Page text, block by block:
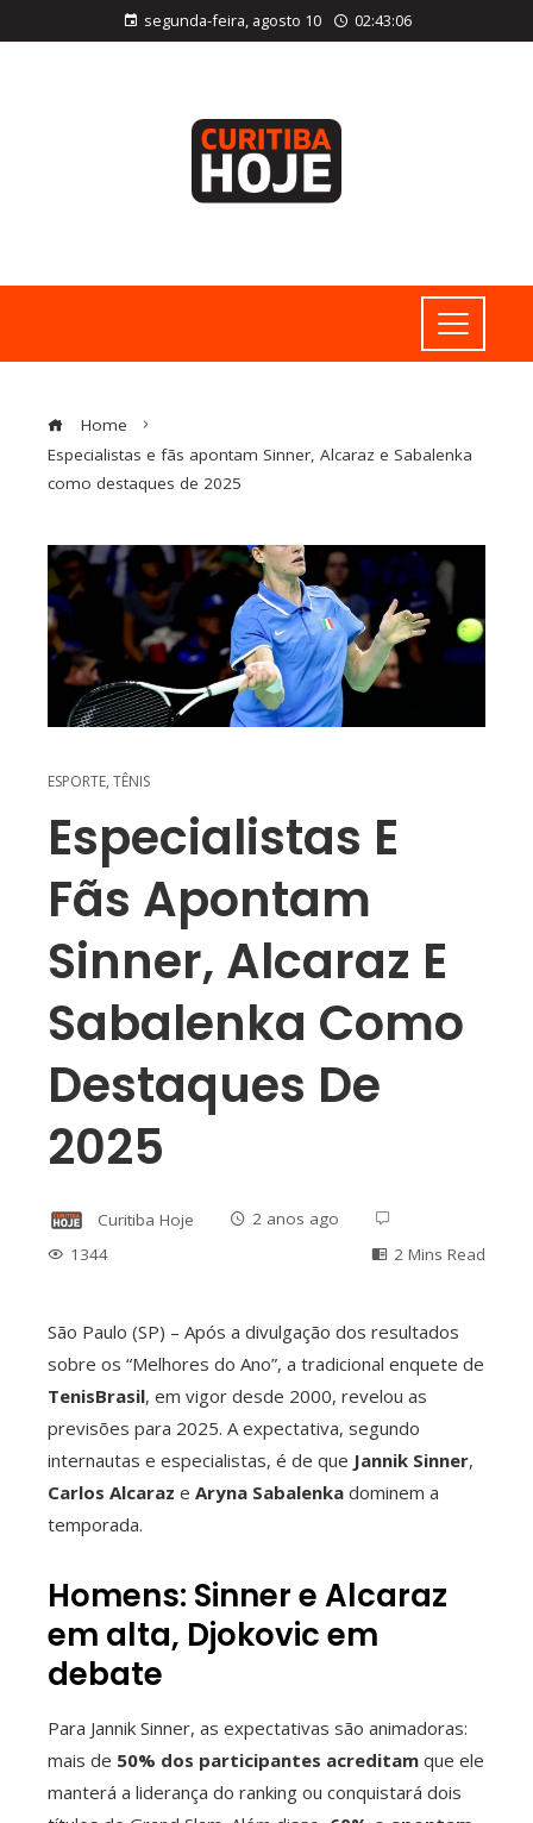
segunda-feira, agosto 10 02:43:08
Home
Especialistas e fãs apontam Sinner, Alcaraz e Sabalenka
como destaques de 2025
ESPORTE, TÊNIS
Especialistas E
Fãs Apontam
Sinner, Alcaraz E
Sabalenka Como
Destaques De
2025
Curitiba Hoje
2 anos ago
1344
2 Mins Read
São Paulo (SP) – Após a divulgação dos resultados
sobre os “Melhores do Ano”, a tradicional enquete de
TenisBrasil, em vigor desde 2000, revelou as
previsões para 2025. A expectativa, segundo
internautas e especialistas, é de que Jannik Sinner,
Carlos Alcaraz e Aryna Sabalenka dominem a
temporada.
Homens: Sinner e Alcaraz
em alta, Djokovic em
debate
Para Jannik Sinner, as expectativas são animadoras:
mais de 50% dos participantes acreditam que ele
manterá a liderança do ranking ou conquistará dois